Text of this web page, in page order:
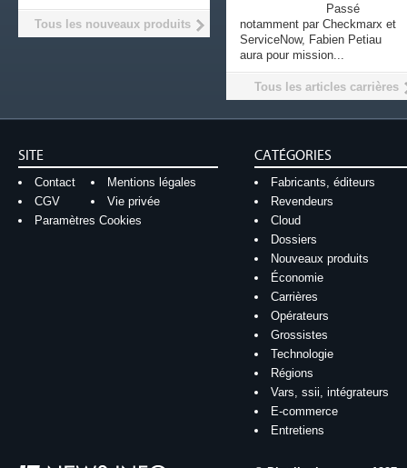
Passé
notamment par Checkmarx et
ServiceNow, Fabien Petiau
aura pour mission...
Tous les articles carrières
Tous les nouveaux produits
SITE
Contact
Mentions légales
CGV
Vie privée
Paramètres Cookies
CATÉGORIES
Fabricants, éditeurs
Revendeurs
Cloud
Dossiers
Nouveaux produits
Économie
Carrières
Opérateurs
Grossistes
Technologie
Régions
Vars, ssii, intégrateurs
E-commerce
Entretiens